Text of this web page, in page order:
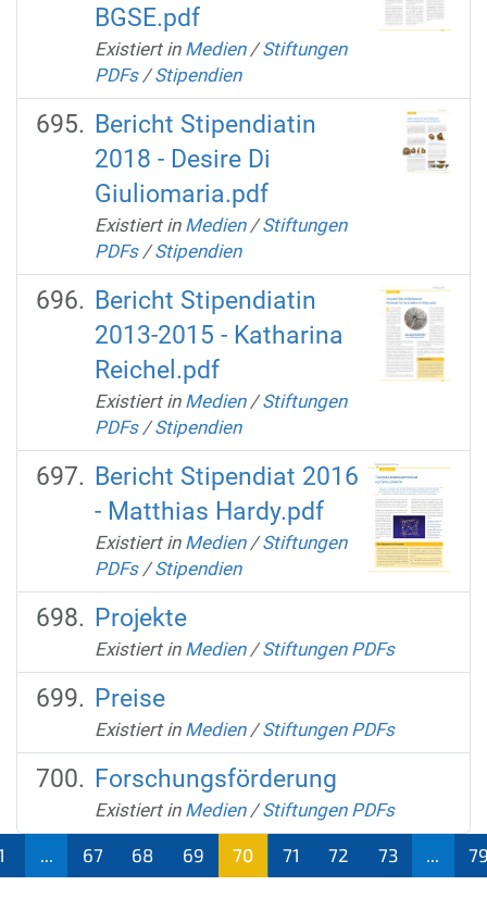
BGSE.pdf
Existiert in Medien /Stiftungen
PDFs /Stipendien
Bericht Stipendiatin
2018 - Desire Di
Giuliomaria.pdf
Existiert in Medien /Stiftungen
PDFs /Stipendien
Bericht Stipendiatin
2013-2015 - Katharina
Reichel.pdf
Existiert in Medien /Stiftungen
PDFs /Stipendien
Bericht Stipendiat 2016
- Matthias Hardy.pdf
Existiert in Medien /Stiftungen
PDFs /Stipendien
Projekte
Existiert in Medien /Stiftungen PDFs
Preise
Existiert in Medien /Stiftungen PDFs
Forschungsförderung
Existiert in Medien /Stiftungen PDFs
67 68 69
70
71 72 73